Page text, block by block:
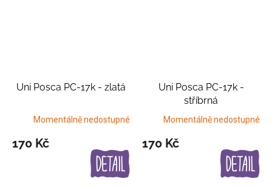
Uni Posca PC-17k - zlatá
Momentálně nedostupné
170 Kč
Uni Posca PC-17k -
stříbrná
Momentálně nedostupné
170 Kč